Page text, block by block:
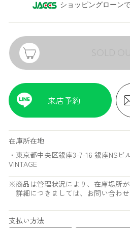
ショッピングローン
来店予約
在庫所在地
・東京都中央区銀座3-7-16 銀座NS
VINTAGE
※商品は管理状況により、在庫場所が
詳細につきましては、お問い合わせ
支払い方法